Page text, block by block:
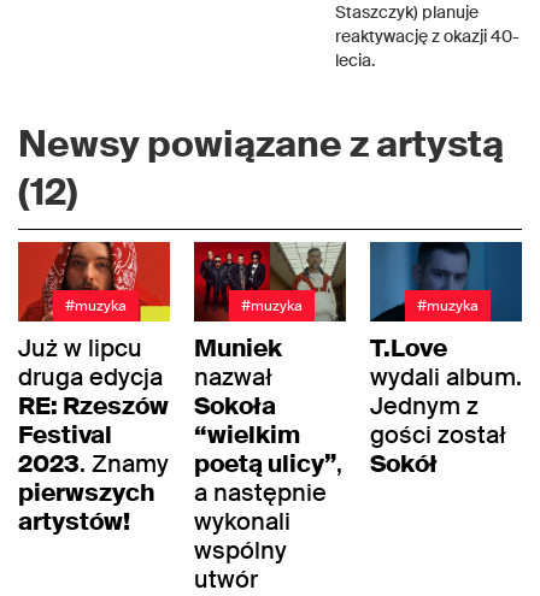
Staszczyk) planuje
reaktywację z okazji 40-
lecia.
Newsy powiązane z artystą
(12)
#muzyka
Już w lipcu
druga edycja
RE: Rzeszów
Festival
2023. Znamy
pierwszych
artystów!
#muzyka
Muniek
nazwał
Sokoła
“wielkim
poetą ulicy”,
a następnie
wykonali
wspólny
utwór
#muzyka
T.Love
wydali album.
Jednym z
gości został
Sokół